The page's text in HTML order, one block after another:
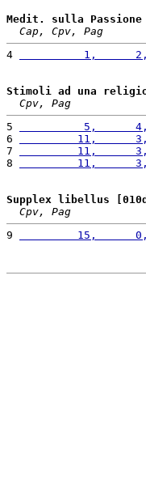
Medit. sulla
Cap, Cpv, Pag
4
1,
Stimoli ad una
Cpv, Pag
5
5,
6
11,
7
11,
8
11,
Supplex libellus
Cpv, Pag
9
15,